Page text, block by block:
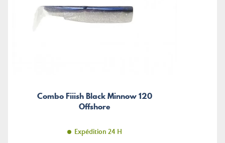
Combo Fiiish Black Minnow 120
Offshore
Expédition 24 H